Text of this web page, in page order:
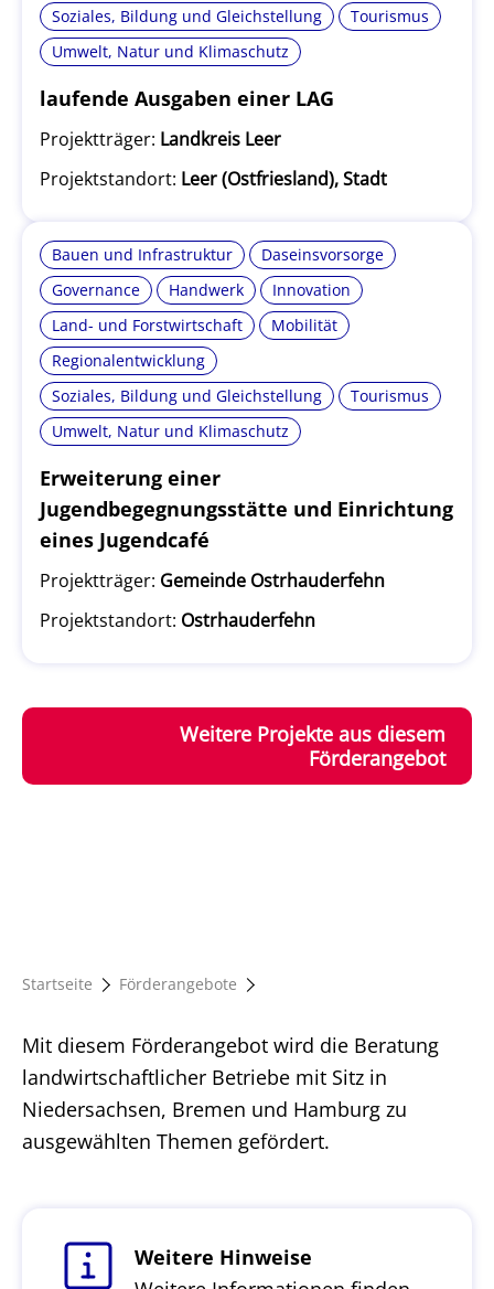
Soziales, Bildung und Gleichstellung
Tourismus
Umwelt, Natur und Klimaschutz
laufende Ausgaben einer LAG
Projektträger: Landkreis Leer
Projektstandort: Leer (Ostfriesland), Stadt
Bauen und Infrastruktur
Daseinsvorsorge
Governance
Handwerk
Innovation
Land- und Forstwirtschaft
Mobilität
Regionalentwicklung
Soziales, Bildung und Gleichstellung
Tourismus
Umwelt, Natur und Klimaschutz
Erweiterung einer
Jugendbegegnungsstätte und Einrichtung
eines Jugendcafé
Projektträger: Gemeinde Ostrhauderfehn
Projektstandort: Ostrhauderfehn
Weitere Projekte aus diesem
Förderangebot
Startseite Förderangebote
Mit diesem Förderangebot wird die Beratung
landwirtschaftlicher Betriebe mit Sitz in
Niedersachsen, Bremen und Hamburg zu
ausgewählten Themen gefördert.
Weitere Hinweise